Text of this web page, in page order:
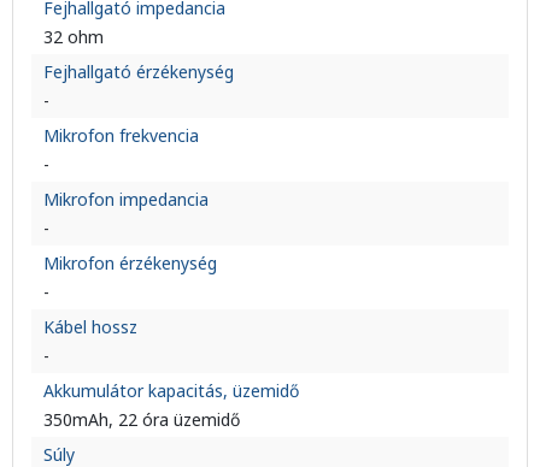
Fejhallgató impedancia
32 ohm
Fejhallgató érzékenység
-
Mikrofon frekvencia
-
Mikrofon impedancia
-
Mikrofon érzékenység
-
Kábel hossz
-
Akkumulátor kapacitás, üzemidő
350mAh, 22 óra üzemidő
Súly